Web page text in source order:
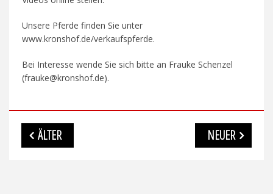
Unsere Pferde finden Sie unter
www.kronshof.de/verkaufspferde.
Bei Interesse wende Sie sich bitte an Frauke Schenzel
(frauke@kronshof.de).
Beitragsnavigation
ÄLTER NEUER